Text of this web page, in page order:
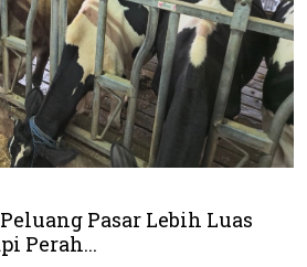
Pasar Lebih Luas
Perah...